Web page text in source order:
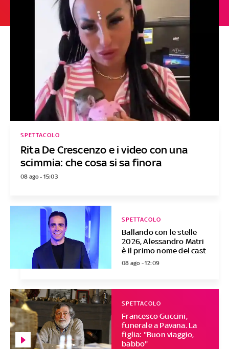
Rita De Crescenzo e i video con una
scimmia: che cosa si sa finora
SPETTACOLO
08 ago - 15:03
Ballando con le stelle
2026, Alessandro Matri
è il primo nome del cast
SPETTACOLO
08 ago - 12:09
Francesco Guccini,
funerale a Pavana. La
figlia: "Buon viaggio,
babbo"
SPETTACOLO